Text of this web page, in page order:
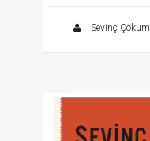
Sevinç Çokum